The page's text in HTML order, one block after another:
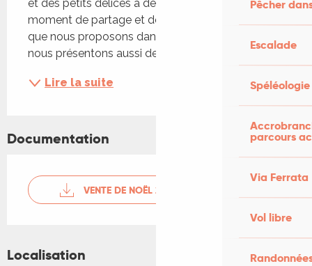
Pêcher
Escalade
Spéléologie
parcours
Via Ferrata
Vol libre
et des petits délices à déguster ! C'est un
moment de partage et de découvertes culinaires
que nous proposons dans le cadre de Noël où
nous présentons aussi des...
Lire la suite
Documentation
VENTE DE NOËL 2025 - 1
Localisation